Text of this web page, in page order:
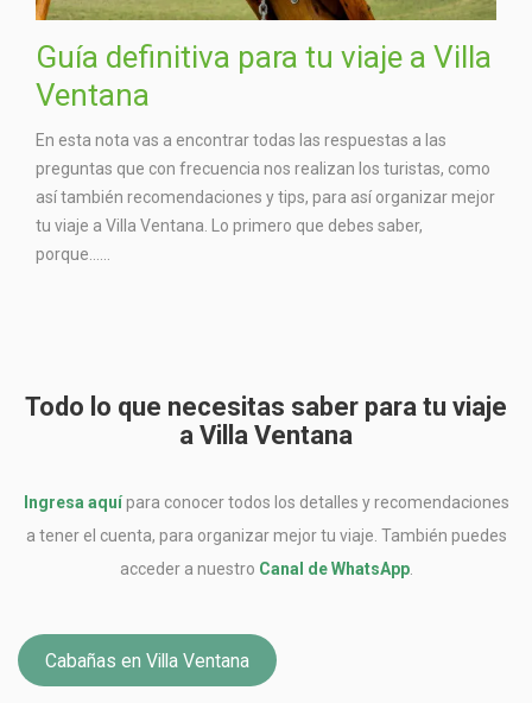
Guía definitiva para tu viaje a Villa
Ventana
En esta nota vas a encontrar todas las respuestas a las
preguntas que con frecuencia nos realizan los turistas, como
así también recomendaciones y tips, para así organizar mejor
tu viaje a Villa Ventana. Lo primero que debes saber,
porque…...
Todo lo que necesitas saber para tu viaje
a Villa Ventana
Ingresa aquípara conocer todos los detalles y recomendaciones
a tener el cuenta, para organizar mejor tu viaje. También puedes
acceder a nuestro Canal de WhatsApp.
Cabañas en Villa Ventana